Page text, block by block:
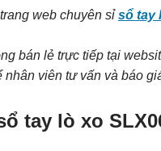
web chuyên sỉsổ tay
bán lẻ trực tiếp tại
nhân viên tư vấn và báo
tay lò xo